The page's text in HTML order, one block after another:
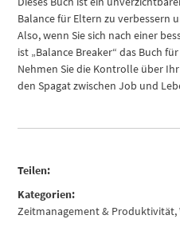
Balance für Eltern zu verbessern
Also, wenn Sie sich nach einer
ist „Balance Breaker“ das Buch für
Nehmen Sie die Kontrolle über
den Spagat zwischen Job und
Teilen:
Kategorien:
Zeitmanagement & Produktivität,